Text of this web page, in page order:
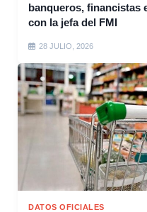
banqueros, financistas
con la jefa del FMI
28 JULIO, 2026
DATOS OFICIALES